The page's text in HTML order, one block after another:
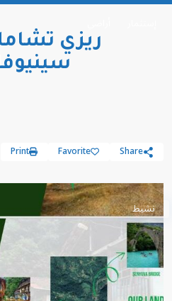
ريزي
Share
Favorite
Print
نشيط